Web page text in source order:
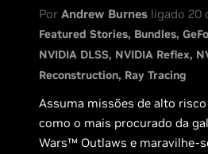
PorAndrew Burnes ligado 20
Featured Stories Bundles
NVIDIA DLSS NVIDIA Reflex
Reconstruction Ray Tracing
Assuma missões de alto
como o mais procurado da
Wars™ Outlaws e maravilhe-